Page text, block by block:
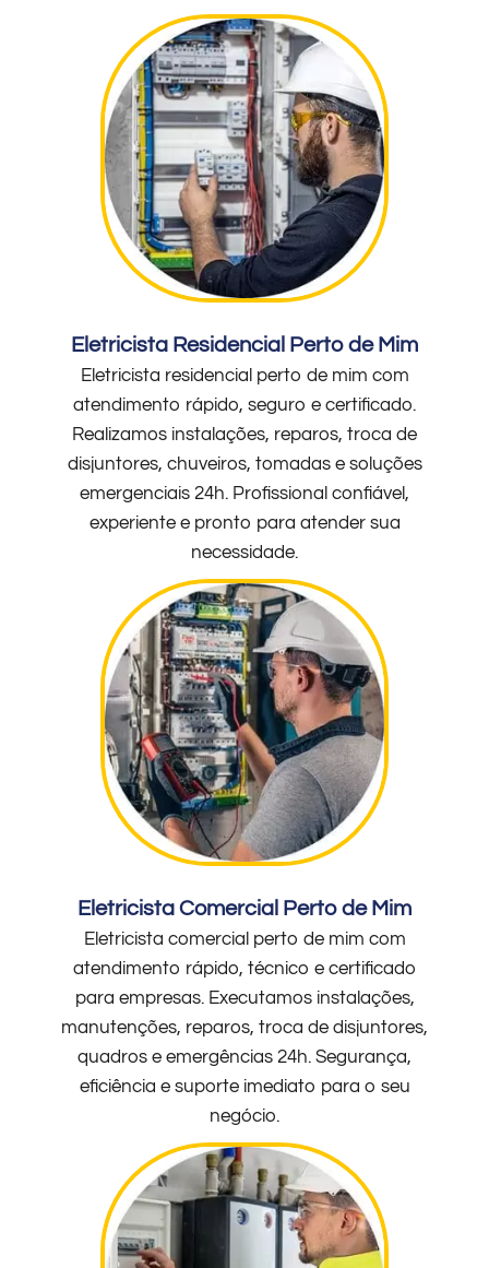
Eletricista Residencial Perto de Mim
Eletricista residencial perto de mim com
atendimento rápido, seguro e certificado.
Realizamos instalações, reparos, troca de
disjuntores, chuveiros, tomadas e soluções
emergenciais 24h. Profissional confiável,
experiente e pronto para atender sua
necessidade.
Eletricista Comercial Perto de Mim
Eletricista comercial perto de mim com
atendimento rápido, técnico e certificado
para empresas. Executamos instalações,
manutenções, reparos, troca de disjuntores,
quadros e emergências 24h. Segurança,
eficiência e suporte imediato para o seu
negócio.